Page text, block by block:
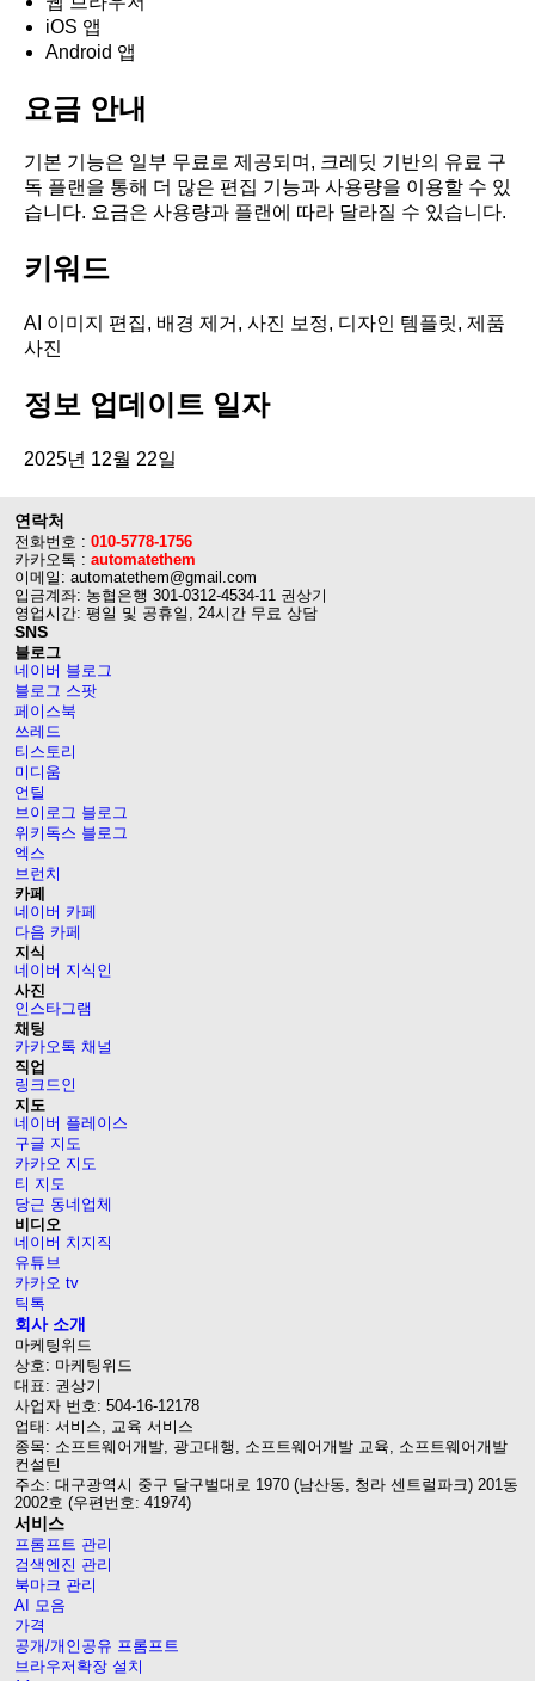
iOS 앱
Android 앱
요금 안내
기본 기능은 일부 무료로 제공되며, 크레딧 기반의 유료 구
독 플랜을 통해 더 많은 편집 기능과 사용량을 이용할 수 있
습니다. 요금은 사용량과 플랜에 따라 달라질 수 있습니다.
키워드
AI 이미지 편집, 배경 제거, 사진 보정, 디자인 템플릿, 제품
사진
정보 업데이트 일자
2025년 12월 22일
연락처
전화번호 : 010-5778-1756
카카오톡 : automatethem
이메일: automatethem@gmail.com
입금계좌: 농협은행 301-0312-4534-11 권상기
영업시간: 평일 및 공휴일, 24시간 무료 상담
SNS
블로그
네이버 블로그
블로그 스팟
페이스북
쓰레드
티스토리
미디움
언틸
브이로그 블로그
위키독스 블로그
엑스
브런치
카페
네이버 카페
다음 카페
지식
네이버 지식인
사진
인스타그램
채팅
카카오톡 채널
직업
링크드인
지도
네이버 플레이스
구글 지도
카카오 지도
티 지도
당근 동네업체
비디오
네이버 치지직
유튜브
카카오 tv
틱톡
회사 소개
마케팅위드
상호: 마케팅위드
대표: 권상기
사업자 번호: 504-16-12178
업태: 서비스, 교육 서비스
종목: 소프트웨어개발, 광고대행, 소프트웨어개발 교육, 소프트웨어개발
컨설틴
주소: 대구광역시 중구 달구벌대로 1970 (남산동, 청라 센트럴파크) 201동
2002호 (우편번호: 41974)
서비스
프롬프트 관리
검색엔진 관리
북마크 관리
AI 모음
가격
공개/개인공유 프롬프트
브라우저확장 설치